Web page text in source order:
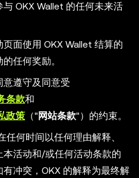
OKX Wallet 的任何未来活
面使用 OKX Wallet 结算的
任何奖励。
遵守及同意受
条款和
政策 （" 网站条款"）的约束。
任何时间以任何理由解释、
活动和/或任何活动条款的
冲突，OKX 的解释为最终解